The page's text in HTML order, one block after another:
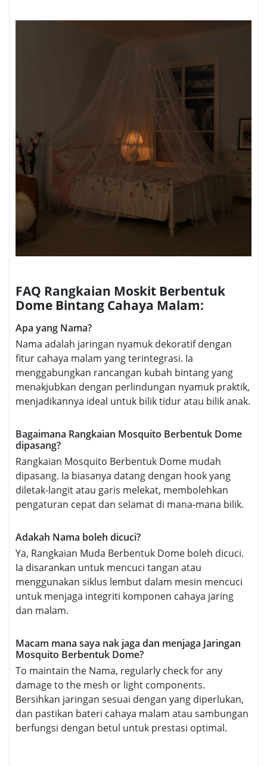
FAQ Rangkaian Moskit Berbentuk
Dome Bintang Cahaya Malam:
Apa yang Nama?
Nama adalah jaringan nyamuk dekoratif dengan
fitur cahaya malam yang terintegrasi. Ia
menggabungkan rancangan kubah bintang yang
menakjubkan dengan perlindungan nyamuk praktik,
menjadikannya ideal untuk bilik tidur atau bilik anak.
Bagaimana Rangkaian Mosquito Berbentuk Dome
dipasang?
Rangkaian Mosquito Berbentuk Dome mudah
dipasang. Ia biasanya datang dengan hook yang
diletak-langit atau garis melekat, membolehkan
pengaturan cepat dan selamat di mana-mana bilik.
Adakah Nama boleh dicuci?
Ya, Rangkaian Muda Berbentuk Dome boleh dicuci.
Ia disarankan untuk mencuci tangan atau
menggunakan siklus lembut dalam mesin mencuci
untuk menjaga integriti komponen cahaya jaring
dan malam.
Macam mana saya nak jaga dan menjaga Jaringan
Mosquito Berbentuk Dome?
To maintain the Nama, regularly check for any
damage to the mesh or light components.
Bersihkan jaringan sesuai dengan yang diperlukan,
dan pastikan bateri cahaya malam atau sambungan
berfungsi dengan betul untuk prestasi optimal.